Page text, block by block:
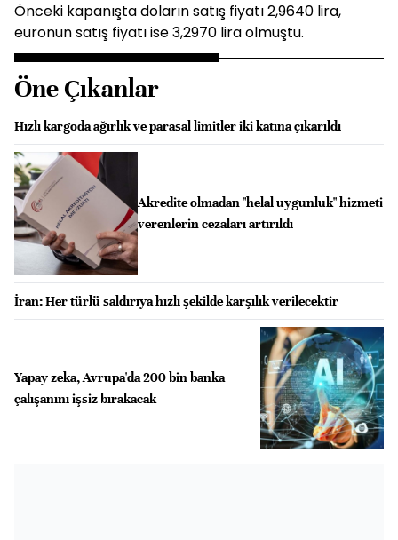
Önceki kapanışta doların satış fiyatı 2,9640 lira,
euronun satış fiyatı ise 3,2970 lira olmuştu.
Öne Çıkanlar
Hızlı kargoda ağırlık ve parasal limitler iki katına çıkarıldı
Akredite olmadan "helal uygunluk" hizmeti
verenlerin cezaları artırıldı
İran: Her türlü saldırıya hızlı şekilde karşılık verilecektir
Yapay zeka, Avrupa'da 200 bin banka
çalışanını işsiz bırakacak